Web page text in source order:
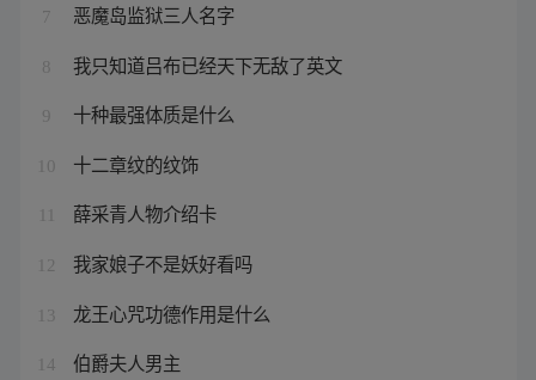
7 恶魔岛监狱三人名字
8 我只知道吕布已经天下无敌了英文
9 十种最强体质是什么
10 十二章纹的纹饰
薛采青人物介绍卡
12 我家娘子不是妖好看吗
13 龙王心咒功德作用是什么
14 伯爵夫人男主